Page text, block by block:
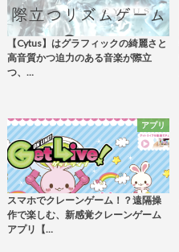
【Cytus】はグラフィックの綺麗さと
高音質かつ迫力のある音楽が際立
つ、…
アプリ
スマホでクレーンゲーム！？遠隔操
作で楽しむ、新感覚クレーンゲーム
アプリ【…